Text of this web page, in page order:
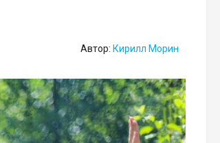
Автор: Кирилл Морин